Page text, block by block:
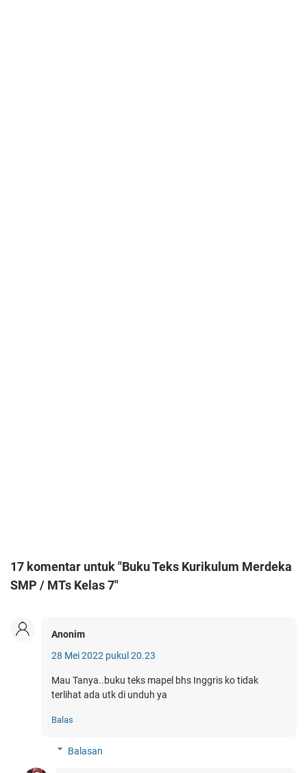
17 komentar untuk "Buku Teks Kurikulum Merdeka
SMP / MTs Kelas 7"
Anonim
28 Mei 2022 pukul 20.23
Mau Tanya..buku teks mapel bhs Inggris ko tidak
terlihat ada utk di unduh ya
Balas
Balasan